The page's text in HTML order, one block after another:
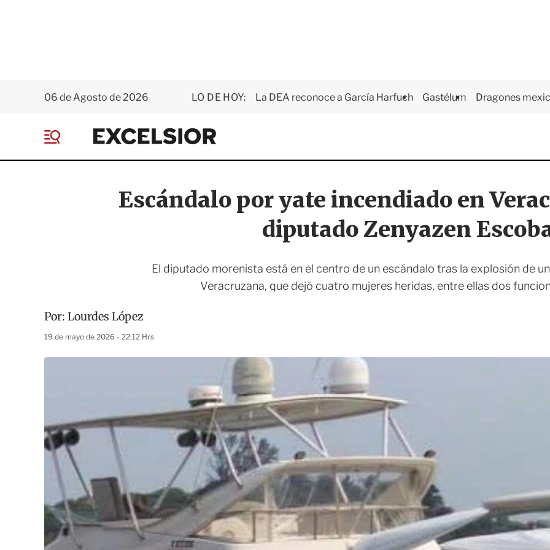
06 de Agosto de 2026 LO DE HOY: La DEA reconoce a García Harfuch Gastélum Dragones
E
x
e
s
o
e
Escándalo por yate incendiado en
diputado Zenyazen
El diputado morenista está en el centro de un escándalo tras la explosión de
Veracruzana, que dejó cuatro mujeres heridas, entre ellas dos
Por: Lourdes López
19 de mayo de 2026 - 22:12 Hrs